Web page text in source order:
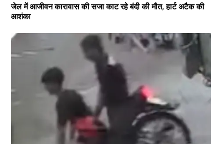
जेल में आजीवन कारावास की सजा काट रहे बंदी की मौत, हार्ट अटैक की
आशंका